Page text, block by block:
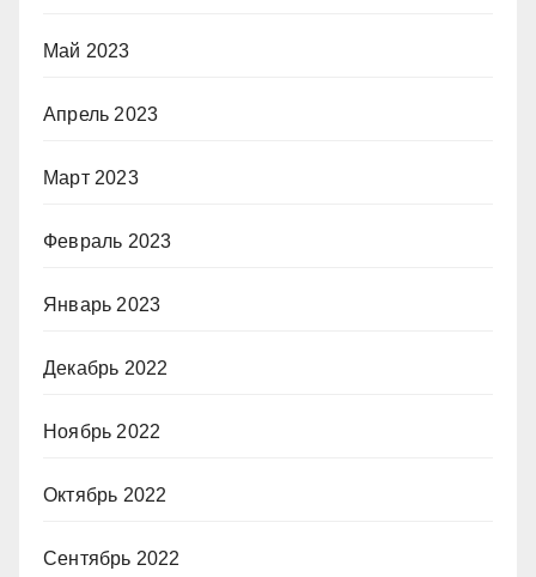
Май 2023
Апрель 2023
Март 2023
Февраль 2023
Январь 2023
Декабрь 2022
Ноябрь 2022
Октябрь 2022
Сентябрь 2022